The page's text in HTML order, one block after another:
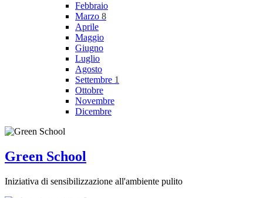
Febbraio
Marzo 8
Aprile
Maggio
Giugno
Luglio
Agosto
Settembre 1
Ottobre
Novembre
Dicembre
Green School
Iniziativa di sensibilizzazione all'ambiente pulito